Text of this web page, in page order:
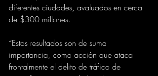
diferentes ciudades, avaluados en cerca
de $300 millones.
“Estos resultados son de suma
importancia, como acción que ataca
frontalmente el delito de tráfico de